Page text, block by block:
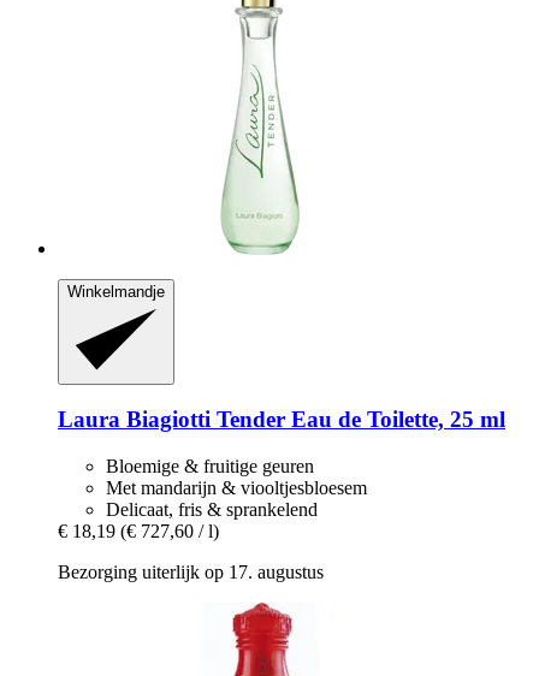
Winkelmandje
Laura Biagiotti Tender Eau de Toilette, 25 ml
Bloemige & fruitige geuren
Met mandarijn & viooltjesbloesem
Delicaat, fris & sprankelend
€ 18,19 (€ 727,60 / l)
Bezorging uiterlijk op 17. augustus